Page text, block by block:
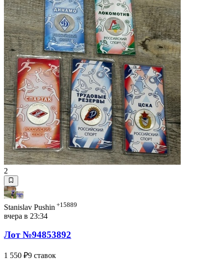
2
Stanislav Pushin +15889
вчера в 23:34
Лот №94853892
1 550 ₽9 ставок